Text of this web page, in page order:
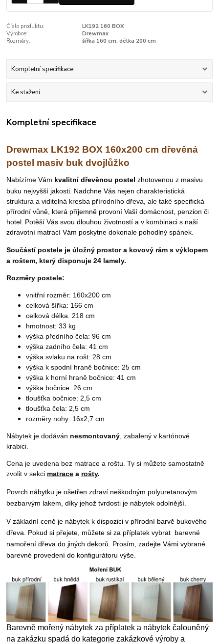
Číslo produktu:
LK192 160 BOX
Výrobce:
Drewmax
Rozměry:
šířka 160 cm, délka 200 cm
Kompletní specifikace
Ke stažení
Kompletní specifikace
Drewmax LK192 BOX 160x200 cm dřevěná
postel masiv buk dvojlůžko
Nabízíme Vám kvalitní dřevěnou postelzhotovenou z masivu
buku nejvyšší jakosti. Nadchne Vás nejencharakteristická
struktura a viditelná kresba přírodního dřeva, ale také specifická
přírodní vůně, která příjemně provoní Vaší domácnost, penzion či
hotel. Potěší Vás svou dlouhou životností a v kombinaci s naší
zdravotní matrací Vám poskytne dokonale pohodlný spánek.
Součástí postele je úložný prostor a kovový rám s výklopem
a roštem, který disponuje 24 lamely.
Rozměry postele:
vnitřní rozměr: 160x200 cm
celková šířka: 166 cm
celková délka: 218 cm
hmotnost: 33 kg
výška předního čela: 96 cm
výška zadního čela: 41 cm
výška svlaku na rošt: 28 cm
výška k spodní hraně bočnice: 25 cm
výška k horní hraně bočnice: 41 cm
výška bočnice: 26 cm
tloušťka bočnice: 2,5 cm
tloušťka čela: 2,5 cm
rozměry nohy: 16x2,7 cm
Nábytek je dodáván nesmontovaný , zabalený v kartónové
krabici.
Cena je uvedena bez matrace a roštu. Ty si můžete samostatně
zvolit v sekci matrace a rošty.
Povrch nábytku je ošetřen zdraví neškodným polyuretanovým
bezbarvým lakem, díky jehož tvrdosti je nábytek odolnější.
V základní ceně je nábytek k dispozici v přírodní barvě bukového
dřeva. Pokud si přejete, můžete si za příplatek vybrat barevné
namoření dřeva do jiných dekorů. Prosím, zadejte Vámi vybrané
barevné provedení do konfigurátoru výše.
Barevně mořený nábytek za příplatek a nábytek čalouněný
na zakázku spadá do kategorie zakázkové výroby a